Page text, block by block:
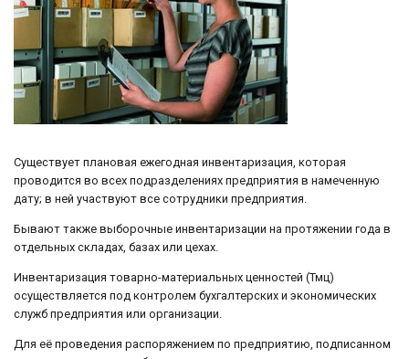
Существует плановая ежегодная инвентаризация, которая
проводится во всех подразделениях предприятия в намеченную
дату; в ней участвуют все сотрудники предприятия.
Бывают также выборочные инвентаризации на протяжении года в
отдельных складах, базах или цехах.
Инвентаризация товарно-материальных ценностей (Тмц)
осуществляется под контролем бухгалтерских и экономических
служб предприятия или организации.
Для её проведения распоряжением по предприятию, подписанном